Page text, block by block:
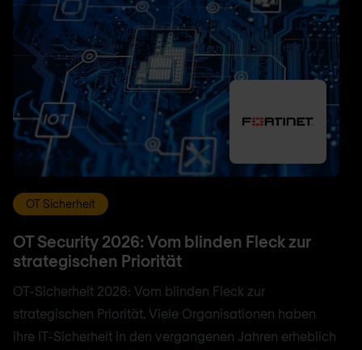
OT Sicherheit
OT Security 2026: Vom blinden Fleck zur
strategischen Priorität
OT-Sicherheit 2026: Vom blinden Fleck zur
strategischen Priorität. Viele Organisationen haben
ihre IT-Sicherheit in den vergangenen Jahren erheblich